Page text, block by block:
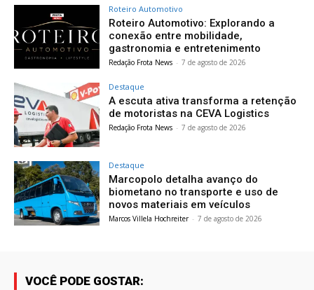
Roteiro Automotivo
Roteiro Automotivo: Explorando a
conexão entre mobilidade,
gastronomia e entretenimento
Redação Frota News - 7 de agosto de 2026
Destaque
A escuta ativa transforma a retenção
de motoristas na CEVA Logistics
Redação Frota News - 7 de agosto de 2026
Destaque
Marcopolo detalha avanço do
biometano no transporte e uso de
novos materiais em veículos
Marcos Villela Hochreiter - 7 de agosto de 2026
VOCÊ PODE GOSTAR: